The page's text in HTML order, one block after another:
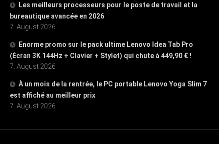
Les meilleurs processeurs pour le poste de travail et la
bureautique avancée en 2026
7. August 2026
Enorme promo sur le pack ultime Lenovo Idea Tab Pro
(Écran 3K 144Hz + Clavier + Stylet) qui chute à 449,90 € !
7. August 2026
À un mois de la rentrée, le PC portable Lenovo Yoga Slim 7
est affiché au meilleur prix
7. August 2026